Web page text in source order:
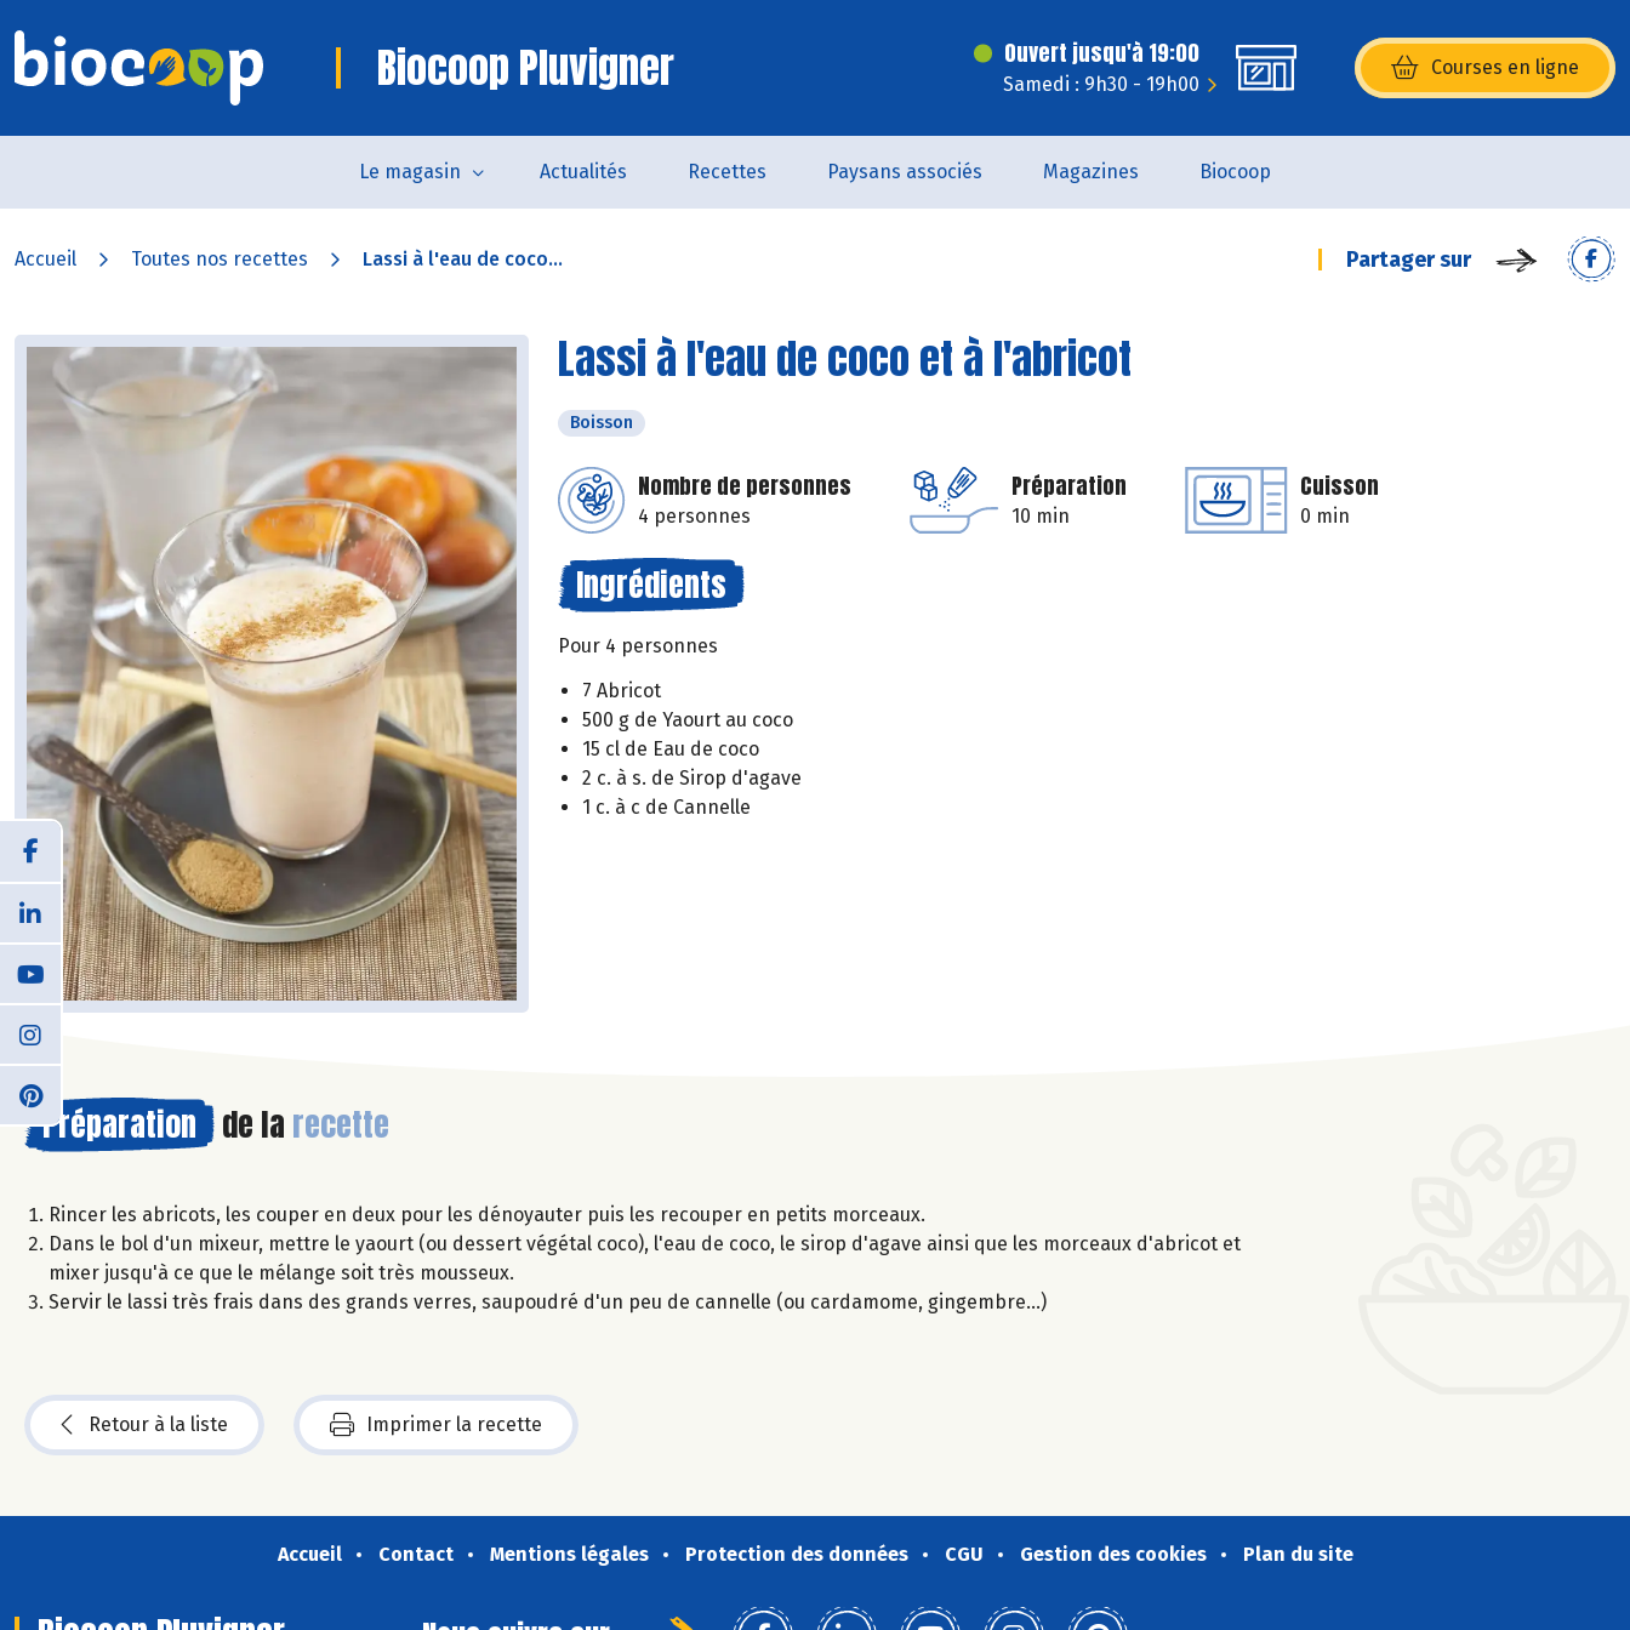
Biocoop Pluvigner Ouvert jusqu'à 19:00
Samedi : 9h30 - 19h00
Courses en ligne
(s’ouvre dans une nouvelle
Le magasin Actualités Recettes Paysans associés Magazines Biocoop
Accueil Toutes nos recettes Lassi à l'eau de coco... Partager sur
Lassi à l'eau de coco et à l'abricot
Boisson
Nombre de personnes
4 personnes
Préparation
10 min
Cuisson
0 min
Ingrédients
Pour 4 personnes
7 Abricot
500 g de Yaourt au coco
15 cl de Eau de coco
2 c. à s. de Sirop d'agave
1 c. à c de Cannelle
Préparation de la recette
Rincer les abricots, les couper en deux pour les dénoyauter puis les recouper en petits morceaux.
Dans le bol d'un mixeur, mettre le yaourt (ou dessert végétal coco), l'eau de coco, le sirop d'agave ainsi que les morceaux d'abricot et
mixer jusqu'à ce que le mélange soit très mousseux.
Servir le lassi très frais dans des grands verres, saupoudré d'un peu de cannelle (ou cardamome, gingembre...)
Retour à la liste Imprimer la recette
Accueil Contact Mentions légales Protection des données CGU Gestion des cookies Plan du site